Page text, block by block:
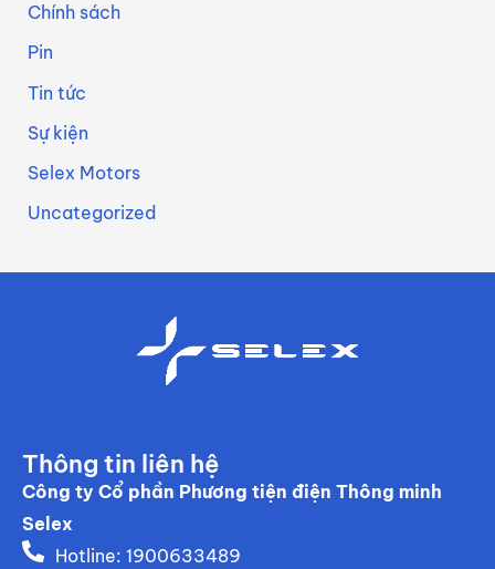
Chính sách
Pin
Tin tức
Sự kiện
Selex Motors
Uncategorized
Thông tin liên hệ
Công ty Cổ phần Phương tiện điện Thông minh
Selex
Hotline: 1900633489